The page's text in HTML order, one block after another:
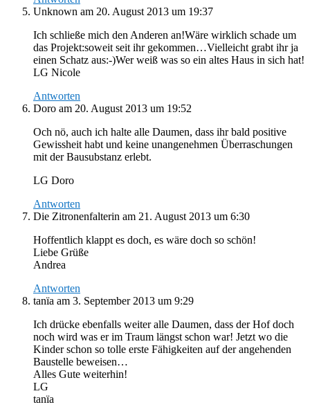
Unknown am 20. August 2013 um 19:37
Ich schließe mich den Anderen an!Wäre wirklich schade um
das Projekt:soweit seit ihr gekommen…Vielleicht grabt ihr ja
einen Schatz aus:-)Wer weiß was so ein altes Haus in sich hat!
LG Nicole
Antworten
Doro am 20. August 2013 um 19:52
Och nö, auch ich halte alle Daumen, dass ihr bald positive
Gewissheit habt und keine unangenehmen Überraschungen
mit der Bausubstanz erlebt.
LG Doro
Antworten
Die Zitronenfalterin am 21. August 2013 um 6:30
Hoffentlich klappt es doch, es wäre doch so schön!
Liebe Grüße
Andrea
Antworten
tanïa am 3. September 2013 um 9:29
Ich drücke ebenfalls weiter alle Daumen, dass der Hof doch
noch wird was er im Traum längst schon war! Jetzt wo die
Kinder schon so tolle erste Fähigkeiten auf der angehenden
Baustelle beweisen…
Alles Gute weiterhin!
LG
tanïa